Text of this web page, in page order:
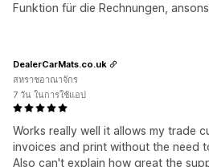
Funktion für die Rechnungen,
Works really well it allows my trade
invoices and print without the need
Also can't explain how great the
DealerCarMats.co.uk
สหราชอาณาจักร
7 วัน ในการใช้แอป